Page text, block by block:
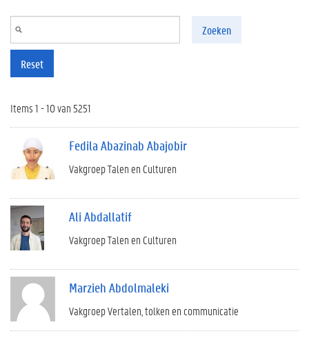
Zoeken
Reset
Items 1 - 10 van 5251
Fedila Abazinab Abajobir
Vakgroep Talen en Culturen
Ali Abdallatif
Vakgroep Talen en Culturen
Marzieh Abdolmaleki
Vakgroep Vertalen, tolken en communicatie